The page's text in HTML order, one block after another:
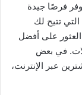
فرصًا جيدة
تتيح لك
على أفضل
في بعض
عبر الإنترنت،